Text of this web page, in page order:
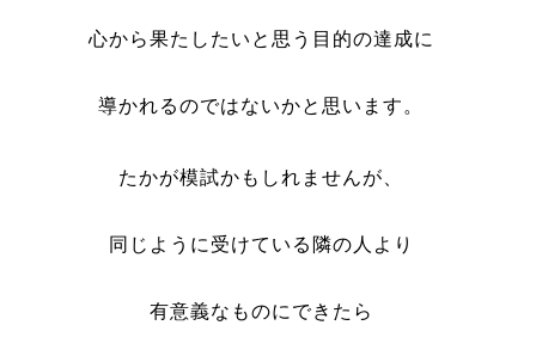
心から果たしたいと思う目的の達成に
導かれるのではないかと思います。
たかが模試かもしれませんが、
同じように受けている隣の人より
有意義なものにできたら